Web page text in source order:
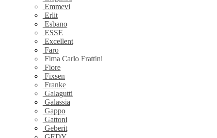
Emmevi
Erlit
Esbano
ESSE
Excellent
Faro
Fima Carlo Frattini
Fiore
Fixsen
Franke
Galagutti
Galassia
Gappo
Gattoni
Geberit